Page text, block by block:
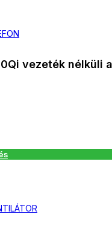
vezeték nélküli